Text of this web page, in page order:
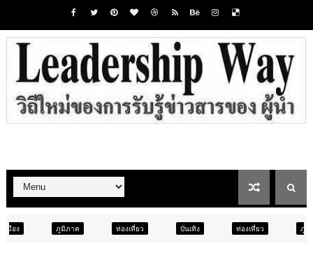
ท่องเที่ยว บันเทิง ท่องเที่ยว ภูมิภาค